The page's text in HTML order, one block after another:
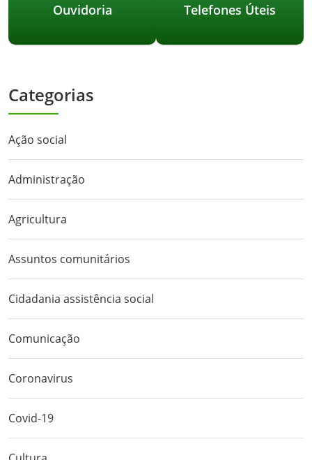
Ouvidoria Telefones Úteis
Categorias
Ação social
Administração
Agricultura
Assuntos comunitários
Cidadania assistência social
Comunicação
Coronavirus
Covid-19